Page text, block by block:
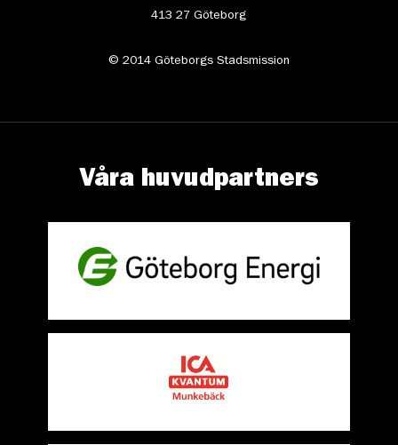
413 27 Göteborg
© 2014 Göteborgs Stadsmission
Våra huvudpartners